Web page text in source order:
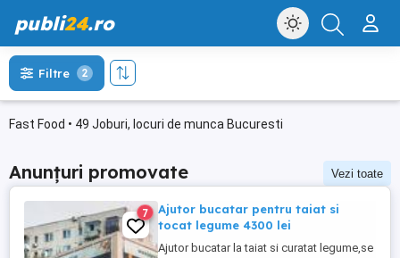
publi24.ro
Fast Food • 49 Joburi, locuri de munca Bucuresti
Filtre 2
Anunțuri promovate Vezi toate
7
Ajutor bucatar pentru taiat si
tocat legume 4300 lei
Ajutor bucatar la taiat si curatat legume,se